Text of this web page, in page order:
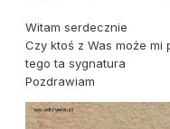
Witam serdecznie
Czy ktoś z Was może
tego ta sygnatura
Pozdrawiam